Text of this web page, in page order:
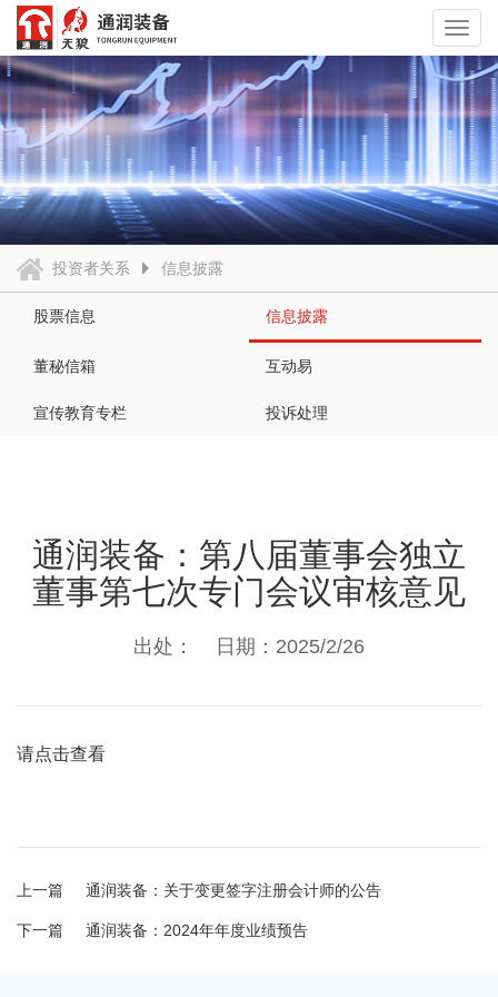
投资者关系 信息披露
股票信息 信息披露
董秘信箱 互动易
宣传教育专栏 投诉处理
通润装备：第八届董事会独立
董事第七次专门会议审核意见
出处： 日期：2025/2/26
请点击查看
上一篇 通润装备：关于变更签字注册会计师的公告
下一篇 通润装备：2024年年度业绩预告